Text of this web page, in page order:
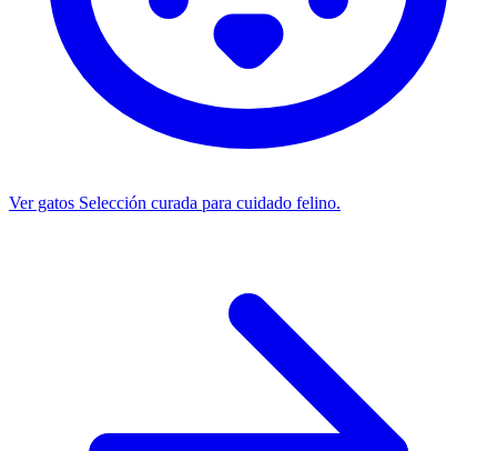
Ver gatos Selección curada para cuidado felino.